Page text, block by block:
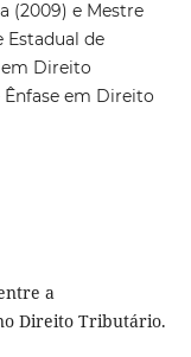
(2009) e Mestre
Estadual de
em Direito
em Direito
a
Direito Tributário.